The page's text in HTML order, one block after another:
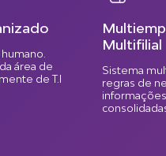
área de
de T.I
Multifilial
Sistema
regras de